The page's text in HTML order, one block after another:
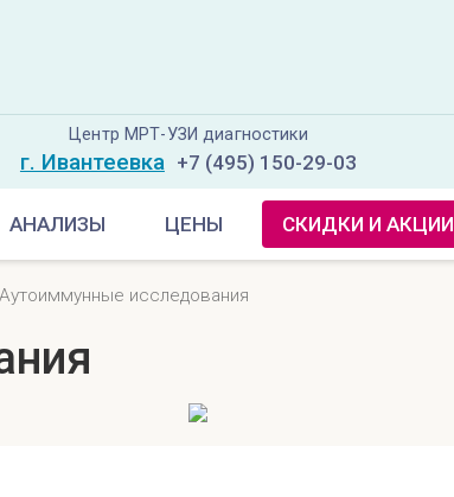
Центр МРТ-УЗИ диагностики
г. Ивантеевка +7 (495) 150-29-03
АНАЛИЗЫ ЦЕНЫ СКИДКИ И АКЦИИ
Аутоиммунные исследования